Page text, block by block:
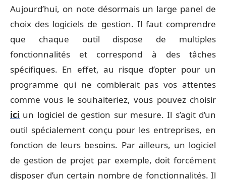
Aujourd’hui, on note désormais un large panel de
choix des logiciels de gestion. Il faut comprendre
que chaque outil dispose de multiples
fonctionnalités et correspond à des tâches
spécifiques. En effet, au risque d’opter pour un
programme qui ne comblerait pas vos attentes
comme vous le souhaiteriez, vous pouvez choisir
ici un logiciel de gestion sur mesure. Il s’agit d’un
outil spécialement conçu pour les entreprises, en
fonction de leurs besoins. Par ailleurs, un logiciel
de gestion de projet par exemple, doit forcément
disposer d’un certain nombre de fonctionnalités. Il